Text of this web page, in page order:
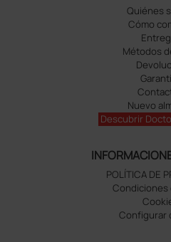
Quiénes
Cómo
Métodos
Nuevo
Descubrir
POLÍTICA DE
Condiciones
Configurar